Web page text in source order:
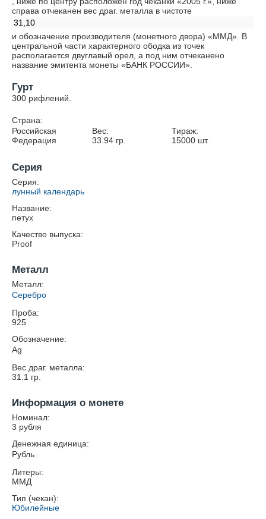
справа отчеканен вес драг. металла в чистоте
31,10
и обозначение производителя (монетного двора) «ММД». В
центральной части характерного ободка из точек
располагается двуглавый орел, а под ним отчеканено
название эмитента монеты «БАНК РОССИИ».
Гурт
300 рифлений.
Страна:
Российская
Федерация
Вес:
33.94гр.
Тираж:
15000 шт.
Серия
Серия:
лунный календарь
Название:
петух
Качество выпуска:
Proof
Металл
Металл:
Серебро
Проба:
925
Обозначение:
Ag
Вес драг. металла:
31.1 гр.
Информация о монете
Номинал:
3 рубля
Денежная единица:
Рубль
Литеры:
ММД
Тип (чекан):
Юбилейные